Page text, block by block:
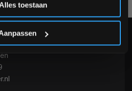
Alles toestaan
geleverd
vallen buiten de korting